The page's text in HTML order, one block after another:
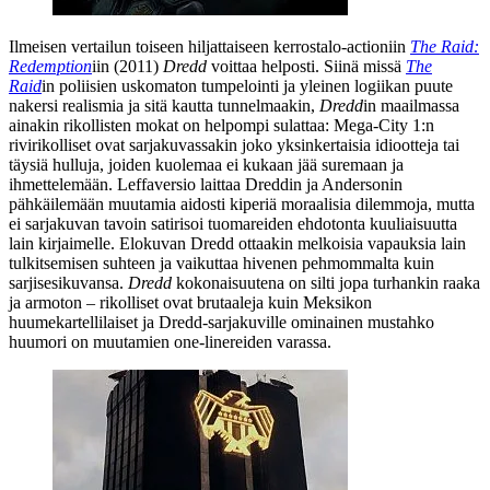
Ilmeisen vertailun toiseen hiljattaiseen kerrostalo-actioniin The Raid:
Redemptioniin (2011) Dredd voittaa helposti. Siinä missä The
Raidin poliisien uskomaton tumpelointi ja yleinen logiikan puute
nakersi realismia ja sitä kautta tunnelmaakin, Dreddin maailmassa
ainakin rikollisten mokat on helpompi sulattaa: Mega‑City 1:n
rivirikolliset ovat sarjakuvassakin joko yksinkertaisia idiootteja tai
täysiä hulluja, joiden kuolemaa ei kukaan jää suremaan ja
ihmettelemään. Leffaversio laittaa Dreddin ja Andersonin
pähkäilemään muutamia aidosti kiperiä moraalisia dilemmoja, mutta
ei sarjakuvan tavoin satirisoi tuomareiden ehdotonta kuuliaisuutta
lain kirjaimelle. Elokuvan Dredd ottaakin melkoisia vapauksia lain
tulkitsemisen suhteen ja vaikuttaa hivenen pehmommalta kuin
sarjisesikuvansa. Dredd kokonaisuutena on silti jopa turhankin raaka
ja armoton – rikolliset ovat brutaaleja kuin Meksikon
huumekartellilaiset ja Dredd-sarjakuville ominainen mustahko
huumori on muutamien one‑linereiden varassa.